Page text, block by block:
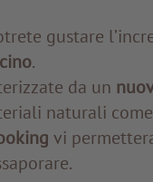
gustare
.
da un
naturali
vi